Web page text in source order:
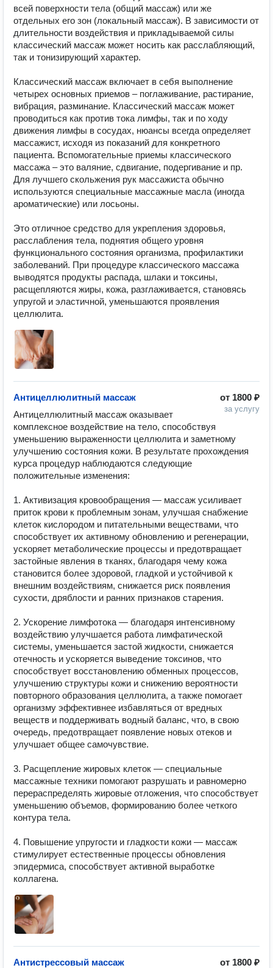
всей поверхности тела (общий массаж) или же
отдельных его зон (локальный массаж). В зависимости от
длительности воздействия и прикладываемой силы
классический массаж может носить как расслабляющий,
так и тонизирующий характер.
Классический массаж включает в себя выполнение
четырех основных приемов – поглаживание, растирание,
вибрация, разминание. Классический массаж может
проводиться как против тока лимфы, так и по ходу
движения лимфы в сосудах, нюансы всегда определяет
массажист, исходя из показаний для конкретного
пациента. Вспомогательные приемы классического
массажа – это валяние, сдвигание, подергивание и пр.
Для лучшего скольжения рук массажиста обычно
используются специальные массажные масла (иногда
ароматические) или лосьоны.
Это отличное средство для укрепления здоровья,
расслабления тела, поднятия общего уровня
функционального состояния организма, профилактики
заболеваний. При процедуре классического массажа
выводятся продукты распада, шлаки и токсины,
расщепляются жиры, кожа, разглаживается, становясь
упругой и эластичной, уменьшаются проявления
целлюлита.
от 1800 ₽
за услугу
Антицеллюлитный массаж
Антицеллюлитный массаж оказывает
комплексное воздействие на тело, способствуя
уменьшению выраженности целлюлита и заметному
улучшению состояния кожи. В результате прохождения
курса процедур наблюдаются следующие
положительные изменения:
1. Активизация кровообращения — массаж усиливает
приток крови к проблемным зонам, улучшая снабжение
клеток кислородом и питательными веществами, что
способствует их активному обновлению и регенерации,
ускоряет метаболические процессы и предотвращает
застойные явления в тканях, благодаря чему кожа
становится более здоровой, гладкой и устойчивой к
внешним воздействиям, снижается риск появления
сухости, дряблости и ранних признаков старения.
2. Ускорение лимфотока — благодаря интенсивному
воздействию улучшается работа лимфатической
системы, уменьшается застой жидкости, снижается
отечность и ускоряется выведение токсинов, что
способствует восстановлению обменных процессов,
улучшению структуры кожи и снижению вероятности
повторного образования целлюлита, а также помогает
организму эффективнее избавляться от вредных
веществ и поддерживать водный баланс, что, в свою
очередь, предотвращает появление новых отеков и
улучшает общее самочувствие.
3. Расщепление жировых клеток — специальные
массажные техники помогают разрушать и равномерно
перераспределять жировые отложения, что способствует
уменьшению объемов, формированию более четкого
контура тела.
4. Повышение упругости и гладкости кожи — массаж
стимулирует естественные процессы обновления
эпидермиса, способствует активной выработке
коллагена.
от 1800 ₽
Антистрессовый массаж